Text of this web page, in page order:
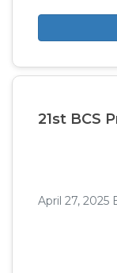
21st BCS
April 27, 2025